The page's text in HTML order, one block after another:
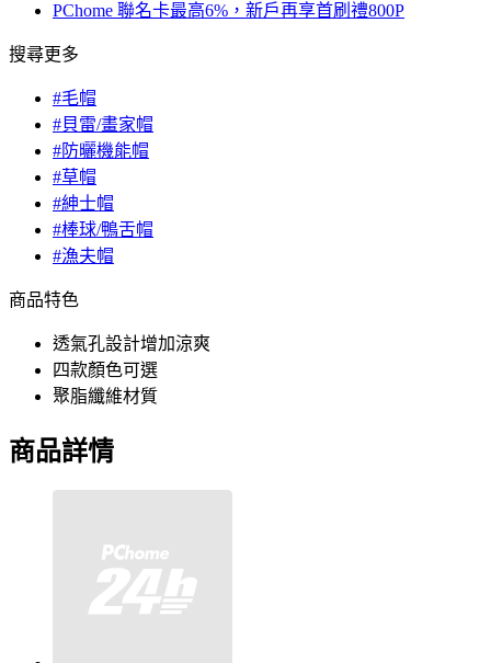
PChome 聯名卡最高6%，新戶再享首刷禮800P
搜尋更多
#毛帽
#貝雷/畫家帽
#防曬機能帽
#草帽
#紳士帽
#棒球/鴨舌帽
#漁夫帽
商品特色
透氣孔設計增加涼爽
四款顏色可選
聚脂纖維材質
商品詳情